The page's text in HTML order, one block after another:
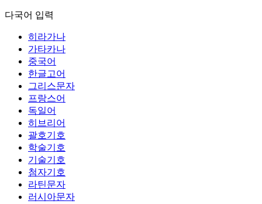
다국어 입력
히라가나
가타카나
중국어
한글고어
그리스문자
프랑스어
독일어
히브리어
괄호기호
학술기호
기술기호
첨자기호
라틴문자
러시아문자